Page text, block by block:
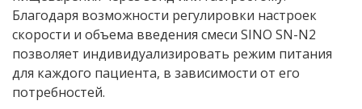
Благодаря возможности регулировки настроек
скорости и объема введения смеси SINO SN-N2
позволяет индивидуализировать режим питания
для каждого пациента, в зависимости от его
потребностей.